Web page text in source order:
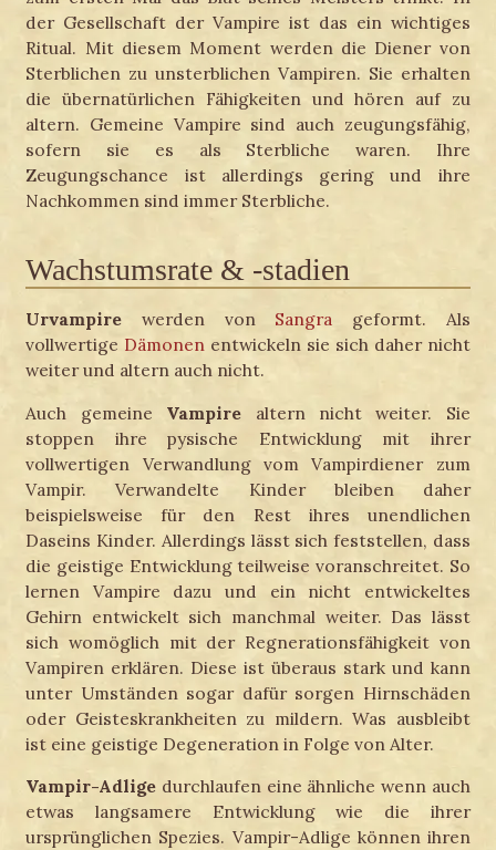
der Gesellschaft der Vampire ist das ein wichtiges
Ritual. Mit diesem Moment werden die Diener von
Sterblichen zu unsterblichen Vampiren. Sie erhalten
die übernatürlichen Fähigkeiten und hören auf zu
altern. Gemeine Vampire sind auch zeugungsfähig,
sofern sie es als Sterbliche waren. Ihre
Zeugungschance ist allerdings gering und ihre
Nachkommen sind immer Sterbliche.
Wachstumsrate & -stadien
Urvampire werden von Sangra geformt. Als
vollwertige Dämonen entwickeln sie sich daher nicht
weiter und altern auch nicht.
Auch gemeine Vampire altern nicht weiter. Sie
stoppen ihre pysische Entwicklung mit ihrer
vollwertigen Verwandlung vom Vampirdiener zum
Vampir. Verwandelte Kinder bleiben daher
beispielsweise für den Rest ihres unendlichen
Daseins Kinder. Allerdings lässt sich feststellen, dass
die geistige Entwicklung teilweise voranschreitet. So
lernen Vampire dazu und ein nicht entwickeltes
Gehirn entwickelt sich manchmal weiter. Das lässt
sich womöglich mit der Regnerationsfähigkeit von
Vampiren erklären. Diese ist überaus stark und kann
unter Umständen sogar dafür sorgen Hirnschäden
oder Geisteskrankheiten zu mildern. Was ausbleibt
ist eine geistige Degeneration in Folge von Alter.
Vampir-Adlige durchlaufen eine ähnliche wenn auch
etwas langsamere Entwicklung wie die ihrer
ursprünglichen Spezies. Vampir-Adlige können ihren